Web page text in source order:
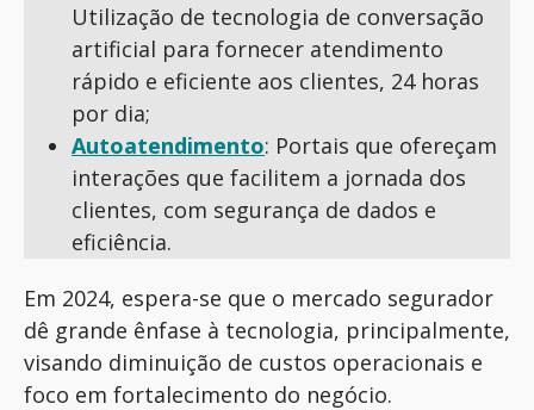
Utilização de tecnologia de conversação
artificial para fornecer atendimento
rápido e eficiente aos clientes, 24 horas
por dia;
Autoatendimento: Portais que ofereçam
interações que facilitem a jornada dos
clientes, com segurança de dados e
eficiência.
Em 2024, espera-se que o mercado segurador
dê grande ênfase à tecnologia, principalmente,
visando diminuição de custos operacionais e
foco em fortalecimento do negócio.